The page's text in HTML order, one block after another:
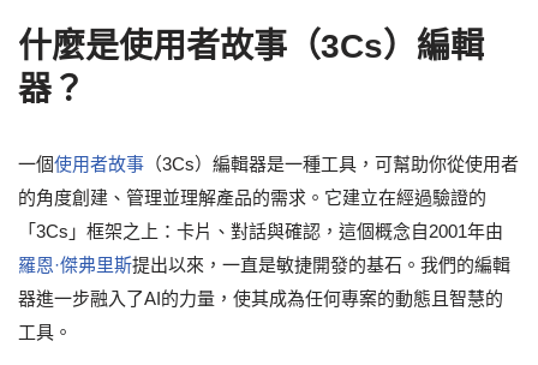
什麼是使用者故事（3Cs）編輯
器？
一個使用者故事 （3Cs）編輯器是一種工具，可幫助你從使用者
的角度創建、管理並理解產品的需求。它建立在經過驗證的
「3Cs」框架之上：卡片、對話與確認，這個概念自2001年由
羅恩·傑弗里斯提出以來，一直是敏捷開發的基石。我們的編輯
器進一步融入了AI的力量，使其成為任何專案的動態且智慧的
工具。